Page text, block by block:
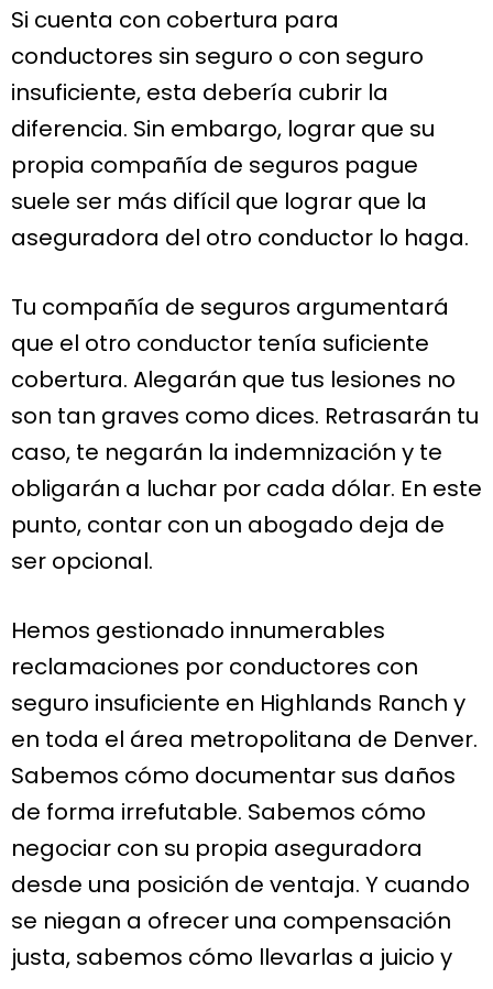
Si cuenta con cobertura para
conductores sin seguro o con seguro
insuficiente, esta debería cubrir la
diferencia. Sin embargo, lograr que su
propia compañía de seguros pague
suele ser más difícil que lograr que la
aseguradora del otro conductor lo haga.
Tu compañía de seguros argumentará
que el otro conductor tenía suficiente
cobertura. Alegarán que tus lesiones no
son tan graves como dices. Retrasarán tu
caso, te negarán la indemnización y te
obligarán a luchar por cada dólar. En este
punto, contar con un abogado deja de
ser opcional.
Hemos gestionado innumerables
reclamaciones por conductores con
seguro insuficiente en Highlands Ranch y
en toda el área metropolitana de Denver.
Sabemos cómo documentar sus daños
de forma irrefutable. Sabemos cómo
negociar con su propia aseguradora
desde una posición de ventaja. Y cuando
se niegan a ofrecer una compensación
justa, sabemos cómo llevarlas a juicio y